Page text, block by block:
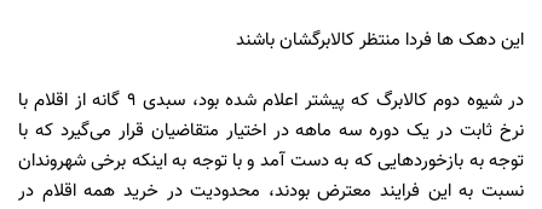
این دهک ها فردا منتظر کالابرگشان باشند
در شیوه دوم کالابرگ که پیشتر اعلام شده بود، سبدی ۹ گانه از اقلام با
نرخ ثابت در یک دوره سه ماهه در اختیار متقاضیان قرار می‌گیرد که با
توجه به بازخوردهایی که به دست آمد و با توجه به اینکه برخی شهروندان
نسبت به این فرایند معترض بودند، محدودیت در خرید همه اقلام در